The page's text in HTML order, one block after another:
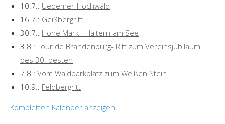
10.7.: Uedemer-Hochwald
16.7.: Geißbergritt
30.7.: Hohe Mark - Haltern am See
3.8.:Tour de Brandenburg- Ritt zum Vereinsjubiläum
des 30. besteh
7.8.:Vom Waldparkplatz zum Weißen Stein
10.9.: Feldbergritt
Kompletten Kalender anzeigen